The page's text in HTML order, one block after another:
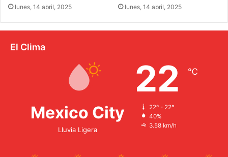
lunes, 14 abril, 2025 lunes, 14 abril, 2025
El Clima
Mexico City
Lluvia Ligera
22 ℃
22º - 22º
40%
3.58 km/h